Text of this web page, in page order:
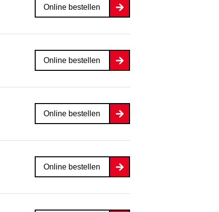
Online bestellen
Online bestellen
Online bestellen
Online bestellen